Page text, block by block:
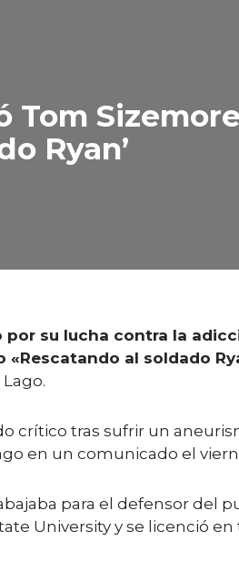
Tom
Ryan’
su lucha contra la
al soldado
crítico tras sufrir un
en un comunicado el
para el defensor del
University y se licenció